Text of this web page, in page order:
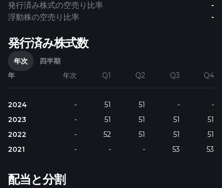
発行済み株式の空売り比率
-
浮動株の空売り比率
-
発行済み株式数
年次
四半期
年
年次 Q1 Q2 Q3 Q4
2024 - 51 51 -
-
2023
- 51 51 51
51
2022
- 52 51 51
51
2021
- - - 53 53
配当と分割